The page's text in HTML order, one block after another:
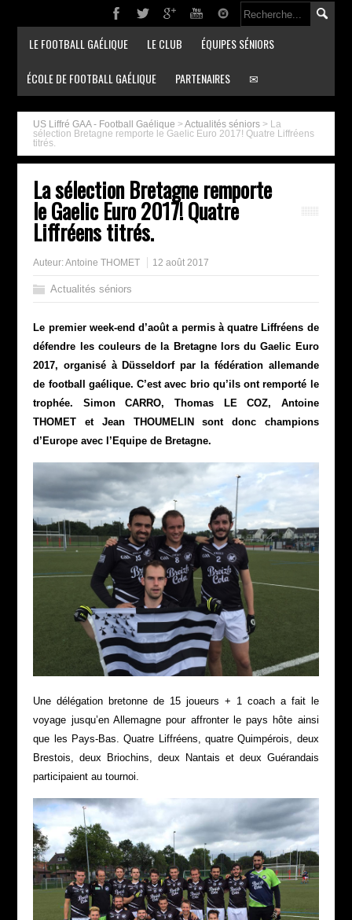
LE FOOTBALL GAÉLIQUE LE CLUB ÉQUIPES SÉNIORS
ÉCOLE DE FOOTBALL GAÉLIQUE PARTENAIRES ✉
US Liffré GAA - Football Gaélique >Actualités séniors > La
sélection Bretagne remporte le Gaelic Euro 2017! Quatre Liffréens
titrés.
La sélection Bretagne remporte
le Gaelic Euro 2017! Quatre
Liffréens titrés.
Auteur:Antoine THOMET 12 août 2017
Actualités séniors
Le premier week-end d’août a permis à quatre Liffréens de
défendre les couleurs de la Bretagne lors du Gaelic Euro
2017, organisé à Düsseldorf par la fédération allemande
de football gaélique. C’est avec brio qu’ils ont remporté le
trophée. Simon CARRO, Thomas LE COZ, Antoine
THOMET et Jean THOUMELIN sont donc champions
d’Europe avec l’Equipe de Bretagne.
Une délégation bretonne de 15 joueurs + 1 coach a fait le
voyage jusqu’en Allemagne pour affronter le pays hôte ainsi
que les Pays-Bas. Quatre Liffréens, quatre Quimpérois, deux
Brestois, deux Briochins, deux Nantais et deux Guérandais
participaient au tournoi.